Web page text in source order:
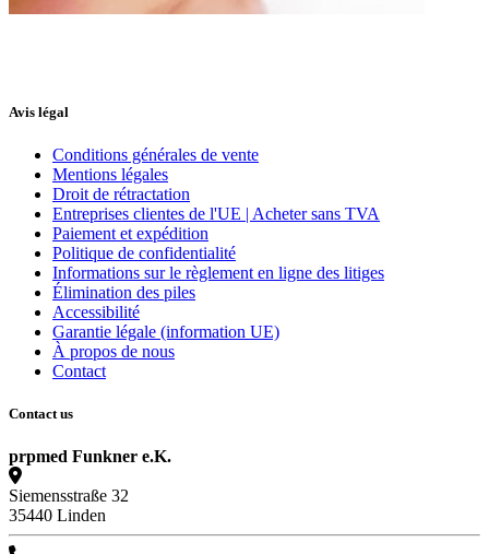
Avis légal
Conditions générales de vente
Mentions légales
Droit de rétractation
Entreprises clientes de l'UE | Acheter sans TVA
Paiement et expédition
Politique de confidentialité
Informations sur le règlement en ligne des litiges
Élimination des piles
Accessibilité
Garantie légale (information UE)
À propos de nous
Contact
Contact us
prpmed Funkner e.K.
Siemensstraße 32
35440 Linden